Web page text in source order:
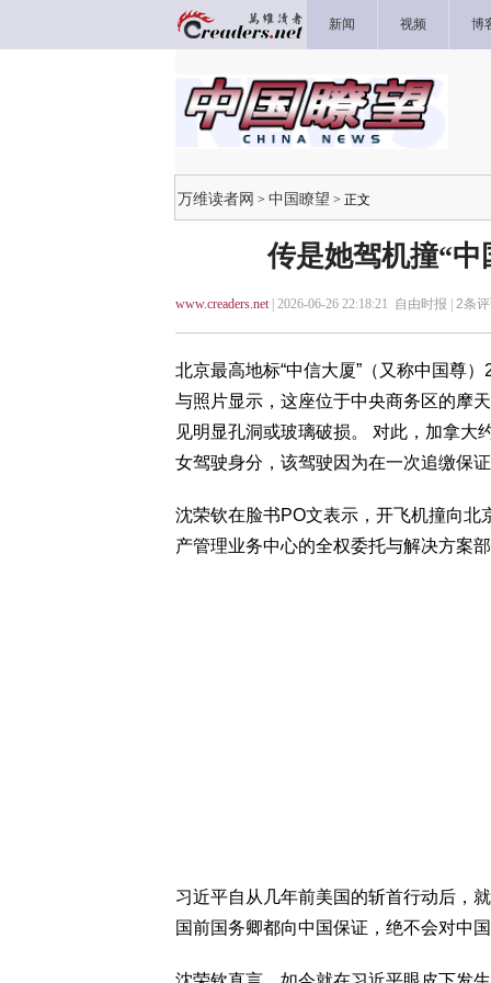
新闻 视频 博
万维读者网 > 中国瞭望 > 正文
传是她驾机撞“
www.creaders.net| 2026-06-26 22:18:21 自由时报 | 2条
北京最高地标“中信大厦”（又称中国尊
与照片显示，这座位于中央商务区的摩
见明显孔洞或玻璃破损。 对此，加拿大
女驾驶身分，该驾驶因为在一次追缴保
沈荣钦在脸书PO文表示，开飞机撞向
产管理业务中心的全权委托与解决方案
习近平自从几年前美国的斩首行动后，
国前国务卿都向中国保证，绝不会对中